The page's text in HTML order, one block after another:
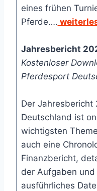
eines frühen
Pferde….
Jahresbericht
Kostenloser
Pferdesport
Der
Deutschland ist
wichtigsten
auch eine
Finanzbericht,
der Aufgaben
ausführliches